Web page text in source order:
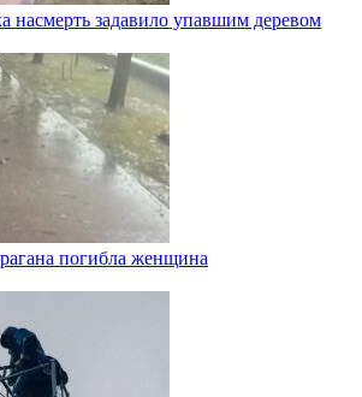
насмерть задавило упавшим деревом
погибла женщина